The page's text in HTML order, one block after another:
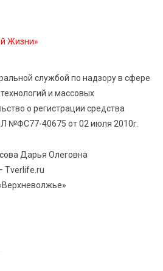
в Тверской области
86
готовятся к ухудшению
и реликвии прошлого: что
выставке в Торжке
Жизни»
службой по надзору в сфере
и массовых
о регистрации средства
№ФС77-40675 от 02 июля 2010г.
Дарья Олеговна
Tverlife.ru